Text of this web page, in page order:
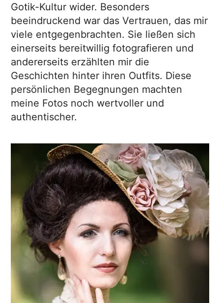
Gotik-Kultur wider. Besonders
beeindruckend war das Vertrauen, das mir
viele entgegenbrachten. Sie ließen sich
einerseits bereitwillig fotografieren und
andererseits erzählten mir die
Geschichten hinter ihren Outfits. Diese
persönlichen Begegnungen machten
meine Fotos noch wertvoller und
authentischer.